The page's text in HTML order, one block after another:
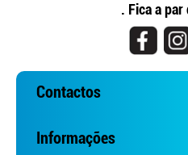
. Fica a
Contactos
Informações